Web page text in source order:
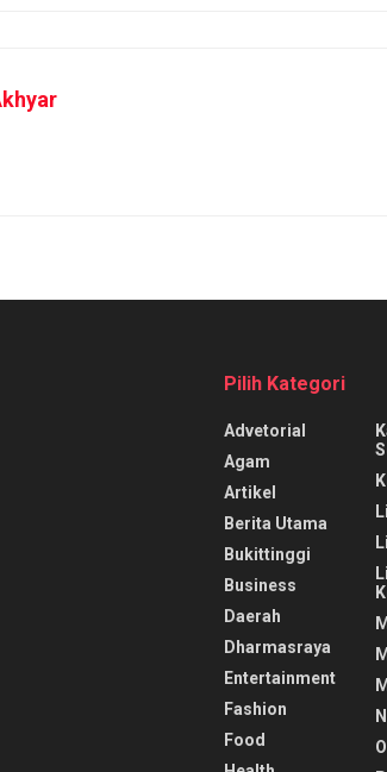
Pilih Kategori
Advetorial
Agam
Artikel
Berita Utama
Bukittinggi
Business
Daerah
Dharmasraya
Entertainment
Fashion
Food